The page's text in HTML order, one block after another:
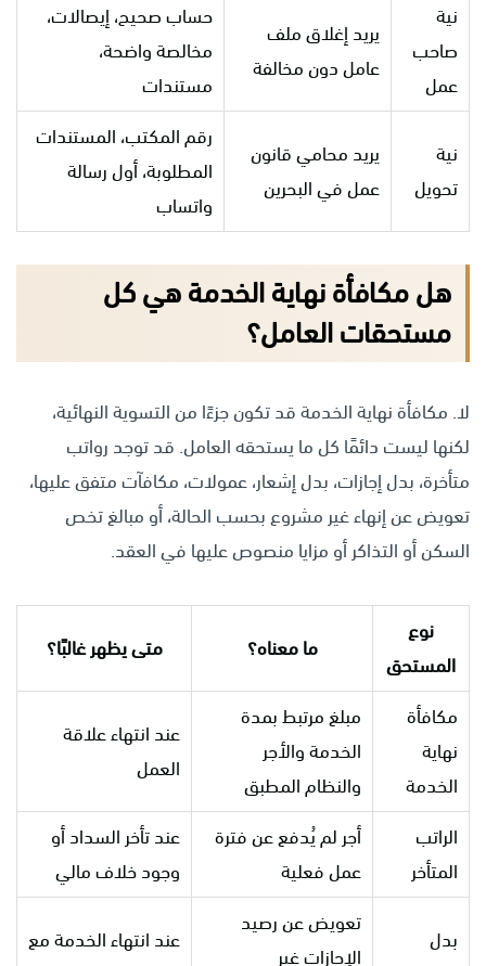
نية
صاحب
عمل
يريد إغلاق ملف
عامل دون مخالفة
حساب صحيح، إيصالات،
مخالصة واضحة،
مستندات
نية
تحويل
يريد محامي قانون
عمل في البحرين
رقم المكتب، المستندات
المطلوبة، أول رسالة
واتساب
هل مكافأة نهاية الخدمة هي كل
مستحقات العامل؟
لا. مكافأة نهاية الخدمة قد تكون جزءًا من التسوية النهائية،
لكنها ليست دائمًا كل ما يستحقه العامل. قد توجد رواتب
متأخرة، بدل إجازات، بدل إشعار، عمولات، مكافآت متفق عليها،
تعويض عن إنهاء غير مشروع بحسب الحالة، أو مبالغ تخص
السكن أو التذاكر أو مزايا منصوص عليها في العقد.
نوع
المستحق
ما معناه؟ متى يظهر غالبًا؟
مكافأة
نهاية
الخدمة
مبلغ مرتبط بمدة
الخدمة والأجر
والنظام المطبق
عند انتهاء علاقة
العمل
الراتب
المتأخر
أجر لم يُدفع عن فترة
عمل فعلية
عند تأخر السداد أو
وجود خلاف مالي
بدل
تعويض عن رصيد
الإجازات غير
عند انتهاء الخدمة مع